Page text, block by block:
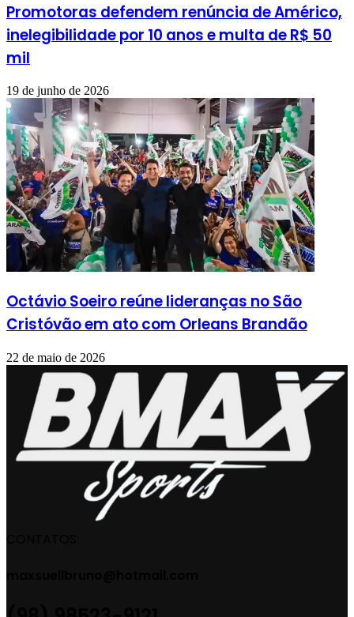
Promotoras defendem renúncia de Américo,
inelegibilidade por 10 anos e multa de R$ 50
mil
19 de junho de 2026
Octávio Soeiro reúne lideranças no São
Cristóvão em ato com Orleans Brandão
22 de maio de 2026